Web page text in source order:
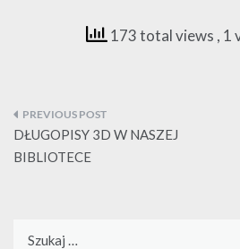
173 total views , 1
Nawigacja
wpisu
DŁUGOPISY 3D W NASZEJ
BIBLIOTECE